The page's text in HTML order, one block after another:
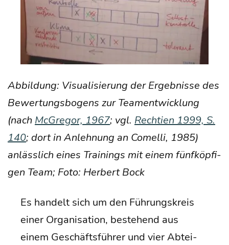
Abbil­dung: Visua­li­sie­rung der Ergeb­nis­se des
Bewer­tungs­bo­gens zur Team­ent­wick­lung
(nach McGre­gor, 1967; vgl. Rech­ti­en 1999, S.
140; dort in Anleh­nung an Comel­li, 1985)
anläss­lich eines Trai­nings mit einem fünf­köp­fi­
gen Team; Foto: Her­bert Bock
Es han­delt sich um den Füh­rungs­kreis
einer Orga­ni­sa­ti­on, bestehend aus
einem Geschäfts­füh­rer und vier Abtei­